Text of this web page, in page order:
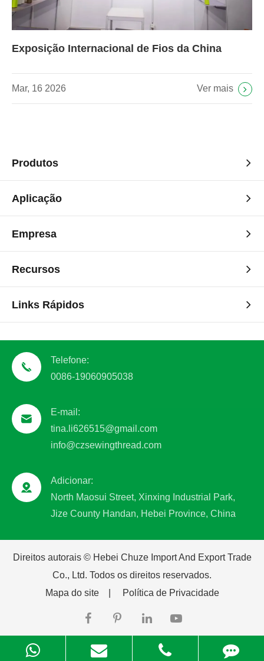
Exposição Internacional de Fios da China
Mar, 16 2026 Ver mais
Produtos
Aplicação
Empresa
Recursos
Links Rápidos
Telefone:
0086-19060905038
E-mail:
tina.li626515@gmail.com
info@czsewingthread.com
Adicionar:
North Maosui Street, Xinxing Industrial Park,
Jize County Handan, Hebei Province, China
Direitos autorais © Hebei Chuze Import And Export Trade
Co., Ltd. Todos os direitos reservados.
Mapa do site
Política de Privacidade